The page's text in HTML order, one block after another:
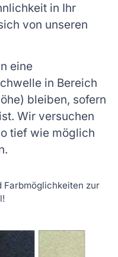
in Ihr
von unseren
eine
in Bereich
bleiben, sofern
Wir versuchen
tief wie möglich
Farbmöglichkeiten zur